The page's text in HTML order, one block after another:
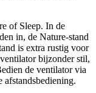
of Sleep. In de
in, de Nature-stand
is extra rustig voor
bijzonder stil,
de ventilator via
afstandsbediening.